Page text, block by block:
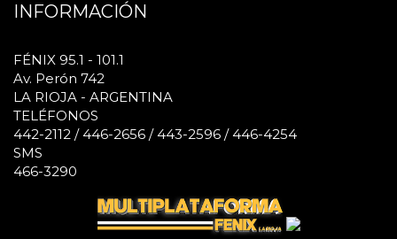
INFORMACIÓN
FÉNIX 95.1 - 101.1
Av. Perón 742
LA RIOJA - ARGENTINA
TELÉFONOS
442-2112 / 446-2656 / 443-2596 / 446-4254
SMS
466-3290